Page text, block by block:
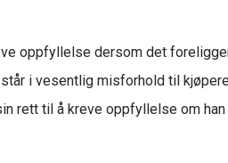
oppfyllelse dersom det
i vesentlig misforhold til
rett til å kreve oppfyllelse om